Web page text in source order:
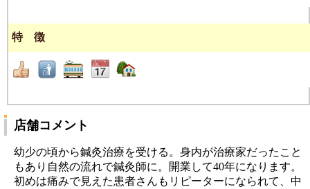
特 徴
店舗コメント
幼少の頃から鍼灸治療を受ける。身内が治療家だったこと
もあり自然の流れで鍼灸師に。開業して40年になります。
初めは痛みで見えた患者さんもリピーターになられて、中